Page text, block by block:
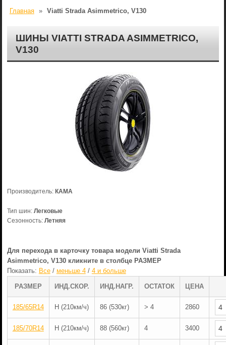
Главная » Viatti Strada Asimmetrico, V130
ШИНЫ VIATTI STRADA ASIMMETRICO,
V130
Производитель: КАМА
Тип шин: Легковые
Сезонность: Летняя
Для перехода в карточку товара модели Viatti Strada
Asimmetrico, V130 кликните в столбце РАЗМЕР
Показать: Все/ меньше 4/ 4 и больше
РАЗМЕР ИНД.СКОР. ИНД.НАГР. ОСТАТОК ЦЕНА
185/65R14 H (210км/ч) 86 (530кг) > 4 2860
185/70R14 H (210км/ч) 88 (560кг) 4 3400